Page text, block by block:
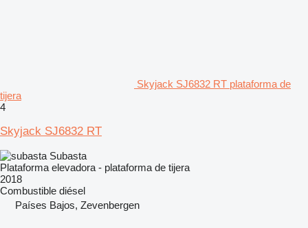
Skyjack SJ6832 RT plataforma de
tijera
4
Skyjack SJ6832 RT
Subasta
Plataforma elevadora - plataforma de tijera
2018
Combustible diésel
Países Bajos, Zevenbergen